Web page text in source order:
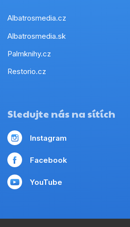
Albatrosmedia.cz
Albatrosmedia.sk
Palmknihy.cz
Restorio.cz
Sledujte nás na sítích
Instagram
Facebook
YouTube